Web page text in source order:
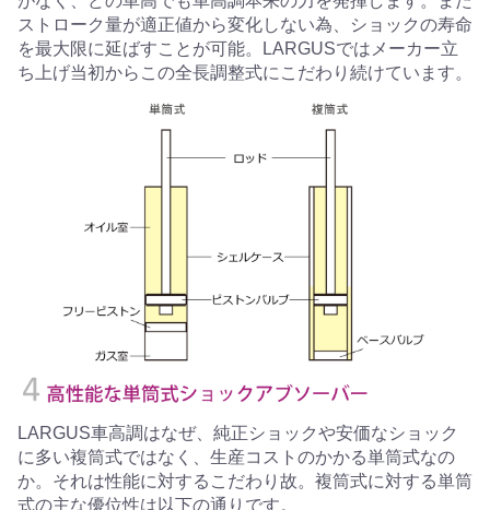
ストローク量が適正値から変化しない為、ショックの寿命
を最大限に延ばすことが可能。LARGUSではメーカー立
ち上げ当初からこの全長調整式にこだわり続けています。
LARGUS車高調はなぜ、純正ショックや安価なショック
に多い複筒式ではなく、生産コストのかかる単筒式なの
か。それは性能に対するこだわり故。複筒式に対する単筒
式の主な優位性は以下の通りです。